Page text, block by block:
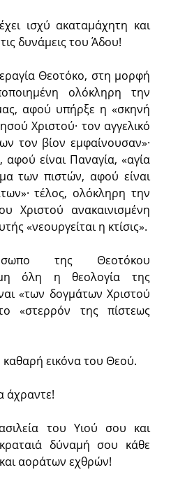
ισχύ ακαταμάχητη και
δυνάμεις του Άδου!
Θεοτόκο, στη μορφή
ολόκληρη την
αφού υπήρξε η «σκηνή
Χριστού· τον αγγελικό
τον βίον εμφαίνουσαν»·
είναι Παναγία, «αγία
των πιστών, αφού είναι
τέλος, ολόκληρη την
Χριστού ανακαινισμένη
«νεουργείται η κτίσις».
της Θεοτόκου
όλη η θεολογία της
«των δογμάτων Χριστού
«στερρόν της πίστεως
καθαρή εικόνα του Θεού.
άχραντε!
του Υιού σου και
δύναμή σου κάθε
αοράτων εχθρών!